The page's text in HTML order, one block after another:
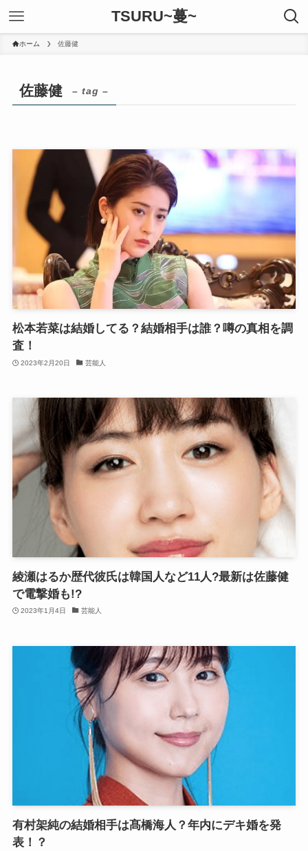
TSURU~蔓~
ホーム 佐藤健
佐藤健 – tag –
松本若菜は結婚してる？結婚相手は誰？噂の真相を調
査！
2023年2月20日 芸能人
綾瀬はるか歴代彼氏は韓国人など11人?最新は佐藤健
で電撃婚も!?
2023年1月4日 芸能人
有村架純の結婚相手は髙橋海人？年内にデキ婚を発
表！？